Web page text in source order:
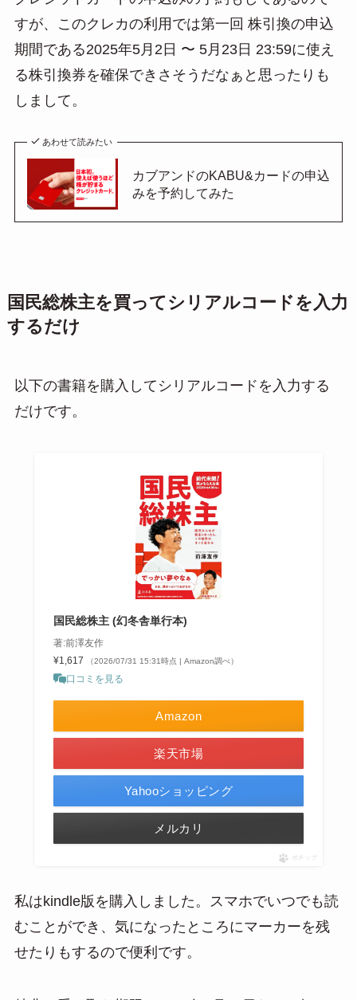
すが、このクレカの利用では第一回 株引換の申込
期間である2025年5月2日 〜 5月23日 23:59に使え
る株引換券を確保できさそうだなぁと思ったりも
しまして。
あわせて読みたい
カブアンドのKABU&カードの申込
みを予約してみた
国民総株主を買ってシリアルコードを入力
するだけ
以下の書籍を購入してシリアルコードを入力する
だけです。
国民総株主 (幻冬舎単行本)
著:前澤友作
¥1,617
（2026/07/31 15:31時点 | Amazon調べ）
口コミを見る
Amazon
楽天市場
Yahooショッピング
メルカリ
ポチップ
私はkindle版を購入しました。スマホでいつでも読
むことができ、気になったところにマーカーを残
せたりもするので便利です。